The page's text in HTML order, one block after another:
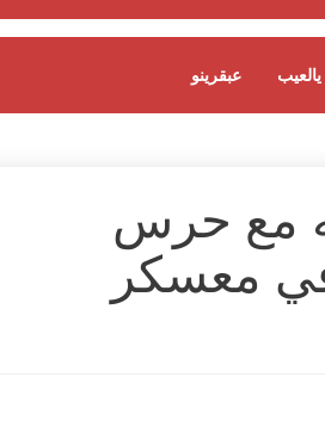
عبقرينو يالعيب
مع حرس
معسكر